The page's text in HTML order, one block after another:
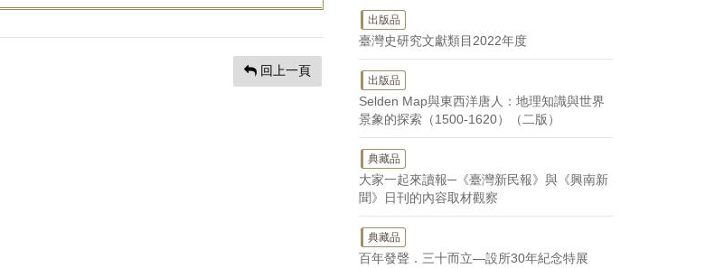
回上一頁
出版品
臺灣史研究文獻類目2022年度
出版品
Selden Map與東西洋唐人：地理知識與世界
景象的探索（1500-1620）（二版）
典藏品
大家一起來讀報─《臺灣新民報》與《興南新
聞》日刊的內容取材觀察
典藏品
百年發聲．三十而立—設所30年紀念特展